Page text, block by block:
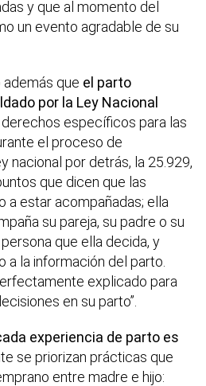
y que al momento del
un evento agradable de su
que el parto
por la Ley Nacional
específicos para las
el proceso de
nacional por detrás, la 25.929,
que dicen que las
a estar acompañadas; ella
su pareja, su padre o su
que ella decida, y
a la información del parto.
explicado para
en su parto”.
experiencia de parto es
se priorizan prácticas que
entre madre e hijo: